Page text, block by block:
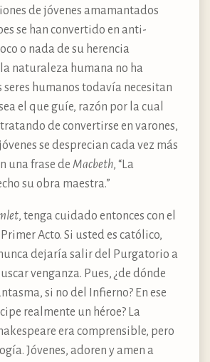
de jóvenes amamantados
se han convertido en anti-
o nada de su herencia
naturaleza humana no ha
seres humanos todavía necesitan
el que guíe, razón por la cual
de convertirse en varones,
se desprecian cada vez más
una frase de Macbeth, “La
su obra maestra.”
, tenga cuidado entonces con el
Acto. Si usted es católico,
dejaría salir del Purgatorio a
venganza. Pues, ¿de dónde
si no del Infierno? En ese
realmente un héroe? La
era comprensible, pero
Jóvenes, adoren y amen a